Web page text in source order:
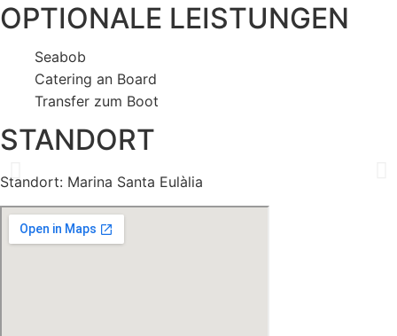
OPTIONALE LEISTUNGEN
Seabob
Catering an Board
Transfer zum Boot
STANDORT
Standort: Marina Santa Eulàlia